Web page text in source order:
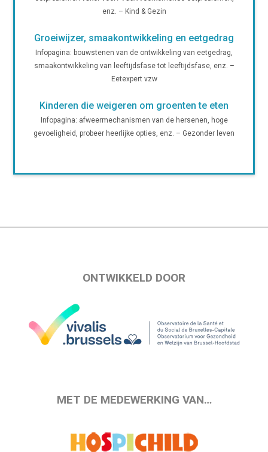
enz. – Kind & Gezin
Groeiwijzer, smaakontwikkeling en eetgedrag
Infopagina: bouwstenen van de ontwikkeling van eetgedrag,
smaakontwikkeling van leeftijdsfase tot leeftijdsfase, enz. –
Eetexpert vzw
Kinderen die weigeren om groenten te eten
Infopagina: afweermechanismen van de hersenen, hoge
gevoeligheid, probeer heerlijke opties, enz. – Gezonder leven
ONTWIKKELD DOOR
MET DE MEDEWERKING VAN…